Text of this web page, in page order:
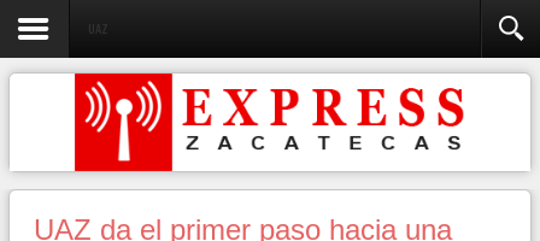
UAZ
UAZ da el primer paso hacia una